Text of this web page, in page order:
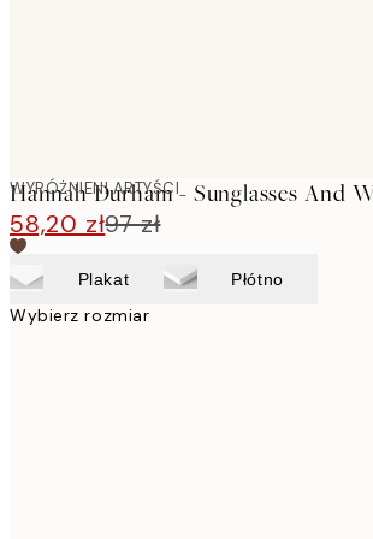
WYRÓŻNIENI ARTYŚCI
Hannah Durham - Sunglasses And
58,20 zł97 zł
Plakat Płótno
Wybierz rozmiar